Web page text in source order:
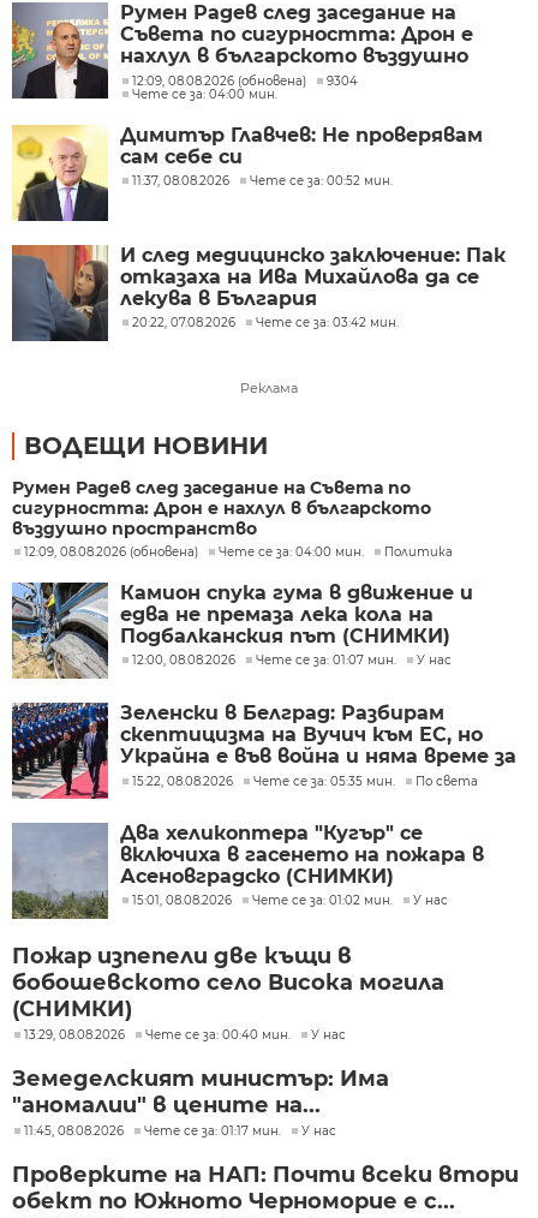
Румен Радев след заседание на
Съвета по сигурността: Дрон е
нахлул в българското въздушно
пространство
12:09, 08.08.2026 (обновена)
9304
Чете се за: 04:00 мин.
Димитър Главчев: Не проверявам
сам себе си
11:37, 08.08.2026 Чете се за: 00:52 мин.
И след медицинско заключение: Пак
отказаха на Ива Михайлова да се
лекува в България
20:22, 07.08.2026 Чете се за: 03:42 мин.
Реклама
ВОДЕЩИ НОВИНИ
Румен Радев след заседание на Съвета по
сигурността: Дрон е нахлул в българското
въздушно пространство
12:09, 08.08.2026 (обновена) Чете се за: 04:00 мин. Политика
Камион спука гума в движение и
едва не премаза лека кола на
Подбалканския път (СНИМКИ)
12:00, 08.08.2026 Чете се за: 01:07 мин. У нас
Зеленски в Белград: Разбирам
скептицизма на Вучич към ЕС, но
Украйна е във война и няма време за
скептицизъм
15:22, 08.08.2026 Чете се за: 05:35 мин. По света
Два хеликоптера "Кугър" се
включиха в гасенето на пожара в
Асеновградско (СНИМКИ)
15:01, 08.08.2026 Чете се за: 01:02 мин. У нас
Пожар изпепели две къщи в
бобошевското село Висока могила
(СНИМКИ)
13:29, 08.08.2026 Чете се за: 00:40 мин. У нас
Земеделският министър: Има
"аномалии" в цените на...
11:45, 08.08.2026 Чете се за: 01:17 мин. У нас
Проверките на НАП: Почти всеки втори
обект по Южното Черноморие е с...